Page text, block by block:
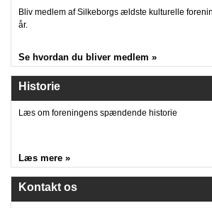
Bliv medlem af Silkeborgs ældste kulturelle
år.
Se hvordan du bliver medlem »
Historie
Læs om foreningens spændende historie
Læs mere »
Kontakt os